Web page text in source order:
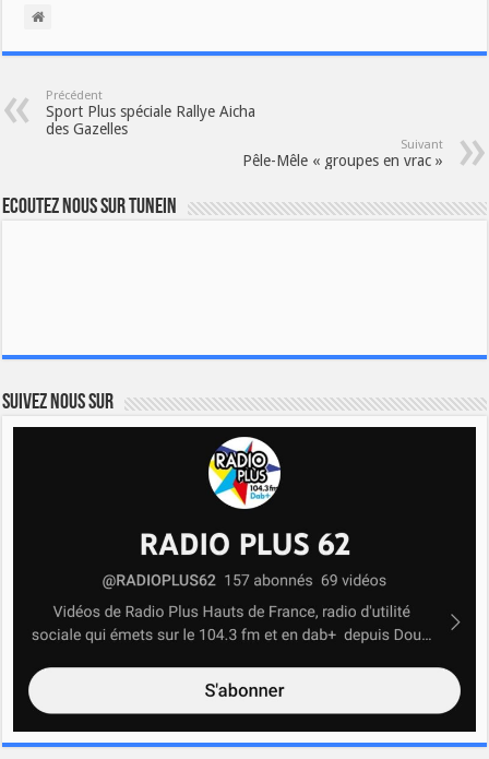
Précédent
Sport Plus spéciale Rallye Aicha
des Gazelles
Suivant
Pêle-Mêle « groupes en vrac »
Ecoutez nous sur TuneIn
Suivez nous sur